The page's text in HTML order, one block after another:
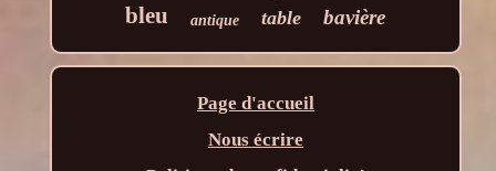
bleu antique table bavière
Page d'accueil
Nous écrire